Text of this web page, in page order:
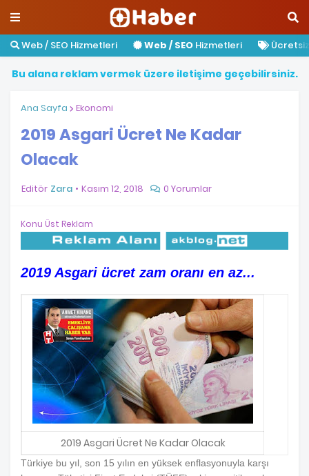
Web / SEO Hizmetleri Web / SEO Hizmetleri
Bu alana reklamvermek üzere iletişime geçebilirsiniz.
Ana Sayfa Ekonomi
2019 Asgari Ücret Ne Kadar
Olacak
Editör Zara Kasım 12, 2018 0 Yorumlar
Konu Üst Reklam
2019 Asgari ücret zam oranı en az...
2019 Asgari Ücret Ne Kadar Olacak
Türkiye bu yıl, son 15 yılın en yüksek enflasyonuyla karşı